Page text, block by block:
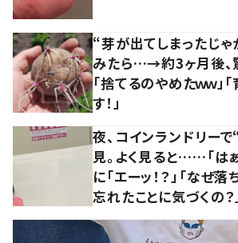
“芽が出てしまったじ
みたら…→約3ヶ月後、
「捨てるのやめたｗｗ」
す！」
夜、コインランドリー
見。よく見ると……「は
に「エーッ！？」「なぜ落
忘れたことに気づくの？